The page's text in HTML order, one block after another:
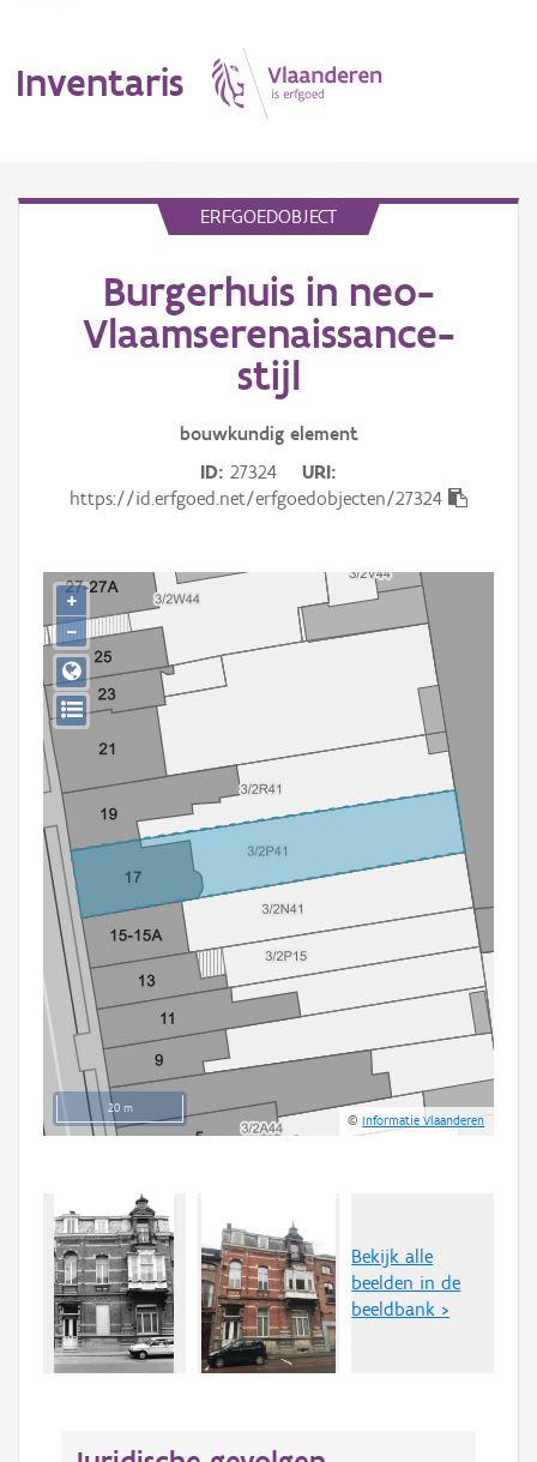
Inventaris
Erfgoedobject
Aanduidingsobject
Gebeurtenis
Downloads
Hergebruik
Aanmelden
ERFGOEDOBJECT
Burgerhuis in neo-
Vlaamserenaissance-
stijl
bouwkundig element
ID 27324
URI
https://id.erfgoed.net/erfgoedobjecten/27324
20 m
©Informatie Vlaanderen
+
−
Bekijk alle
beelden in de
beeldbank >